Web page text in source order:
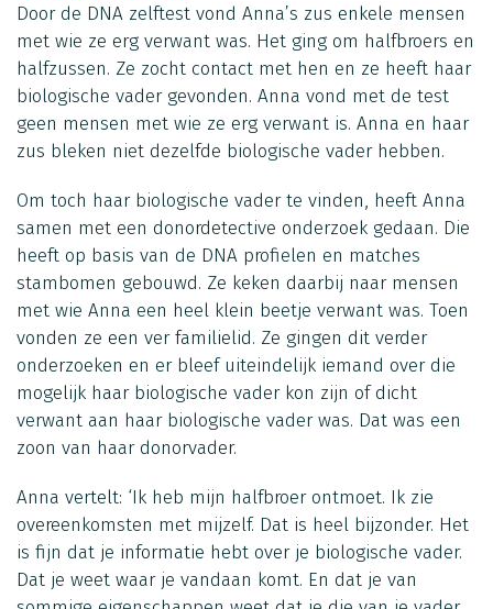
Door de DNA zelftest vond Anna’s zus enkele mensen
met wie ze erg verwant was. Het ging om halfbroers en
halfzussen. Ze zocht contact met hen en ze heeft haar
biologische vader gevonden. Anna vond met de test
geen mensen met wie ze erg verwant is. Anna en haar
zus bleken niet dezelfde biologische vader hebben.
Om toch haar biologische vader te vinden, heeft Anna
samen met een donordetective onderzoek gedaan. Die
heeft op basis van de DNA profielen en matches
stambomen gebouwd. Ze keken daarbij naar mensen
met wie Anna een heel klein beetje verwant was. Toen
vonden ze een ver familielid. Ze gingen dit verder
onderzoeken en er bleef uiteindelijk iemand over die
mogelijk haar biologische vader kon zijn of dicht
verwant aan haar biologische vader was. Dat was een
zoon van haar donorvader.
Anna vertelt: ‘Ik heb mijn halfbroer ontmoet. Ik zie
overeenkomsten met mijzelf. Dat is heel bijzonder. Het
is fijn dat je informatie hebt over je biologische vader.
Dat je weet waar je vandaan komt. En dat je van